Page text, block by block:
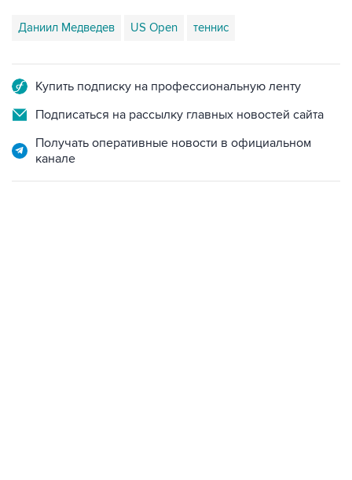
Даниил Медведев US Open теннис
Купить подписку на профессиональную ленту
Подписаться на рассылку главных новостей сайта
Получать оперативные новости в официальном
канале